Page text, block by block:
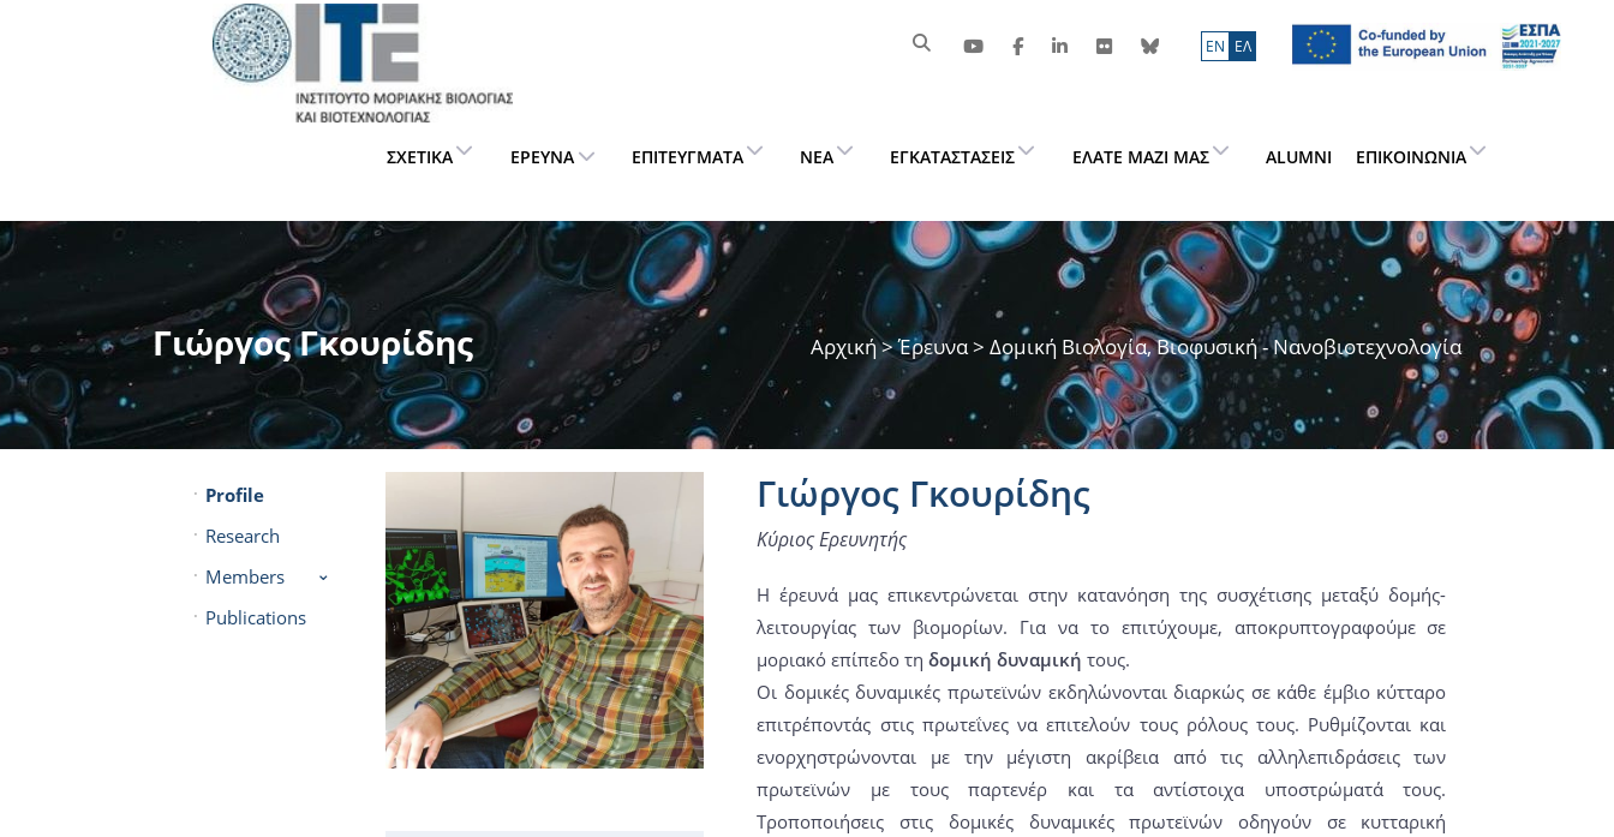
ΕN ΕΛ
ΣΧΕΤΙΚΆ ΈΡΕΥΝΑ ΕΠΙΤΕΎΓΜΑΤΑ ΝΈΑ ΕΓΚΑΤΑΣΤΆΣΕΙΣ ΕΛΆΤΕ ΜΑΖΊ ΜΑΣ ALUMNI ΕΠΙΚΟΙΝΩΝΊΑ
Γιώργος Γκουρίδης Αρχική>Έρευνα> Δομική Βιολογία, Βιοφυσική - Νανοβιοτεχνολογία
Profile
Research
Members
Publications
Γιώργος Γκουρίδης
Κύριος Ερευνητής
Η έρευνά μας επικεντρώνεται στην κατανόηση της συσχέτισης μεταξύ δομής-
λειτουργίας των βιομορίων. Για να το επιτύχουμε, αποκρυπτογραφoύμε σε
μοριακό επίπεδο τηδομική δυναμική τους.
Οι δομικές δυναμικές πρωτεϊνών εκδηλώνονται διαρκώς σε κάθε έμβιο κύτταρο
επιτρέποντάς στις πρωτεΐνες να επιτελούν τους ρόλους τους. Ρυθμίζονται και
ενορχηστρώνονται με την μέγιστη ακρίβεια από τις αλληλεπιδράσεις των
πρωτεϊνών με τους παρτενέρ και τα αντίστοιχα υποστρώματά τους.
Τροποποιήσεις στις δομικές δυναμικές πρωτεϊνών οδηγούν σε κυτταρική